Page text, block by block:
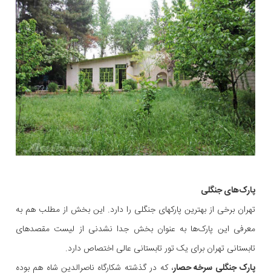
پارک‌های جنگلی
تهران برخی از بهترین پارکهای جنگلی را دارد. این بخش از مطلب هم به
معرفی این پارک‌ها به عنوان بخش جدا نشدنی از لیست مقصد‌های
تابستانی تهران برای یک تور تابستانی عالی اختصاص دارد.
پارک جنگلی سرخه حصار، که در گذشته شکارگاه ناصرالدین شاه هم بوده